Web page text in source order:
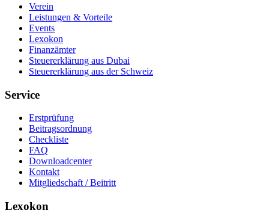
Verein
Leistungen & Vorteile
Events
Lexokon
Finanzämter
Steuererklärung aus Dubai
Steuererklärung aus der Schweiz
Service
Erstprüfung
Beitragsordnung
Checkliste
FAQ
Downloadcenter
Kontakt
Mitgliedschaft / Beitritt
Lexokon